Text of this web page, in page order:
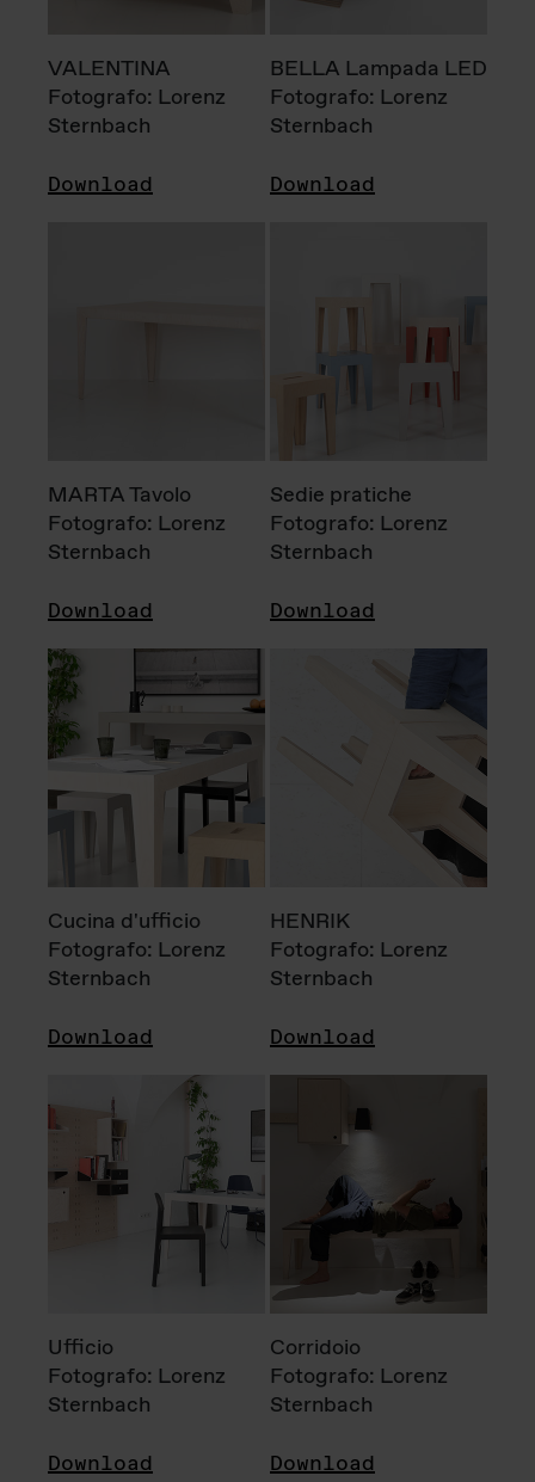
VALENTINA
Fotografo: Lorenz
Sternbach
Download
BELLA Lampada LED
Fotografo: Lorenz
Sternbach
Download
MARTA Tavolo
Fotografo: Lorenz
Sternbach
Download
Sedie pratiche
Fotografo: Lorenz
Sternbach
Download
Cucina d'ufficio
Fotografo: Lorenz
Sternbach
Download
HENRIK
Fotografo: Lorenz
Sternbach
Download
Ufficio
Fotografo: Lorenz
Sternbach
Download
Corridoio
Fotografo: Lorenz
Sternbach
Download